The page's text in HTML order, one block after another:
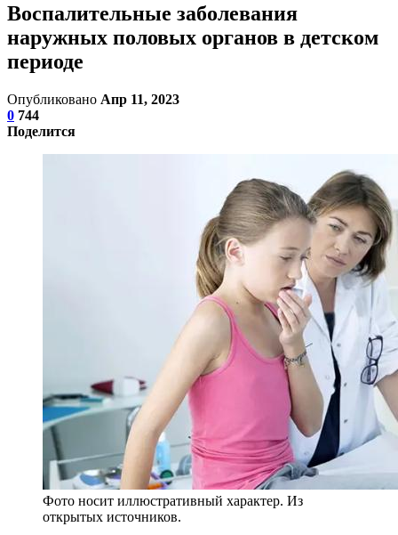
Воспалительные заболевания
наружных половых органов в детском
периоде
Опубликовано Апр 11, 2023
0 744
Поделится
Фото носит иллюстративный характер. Из
открытых источников.